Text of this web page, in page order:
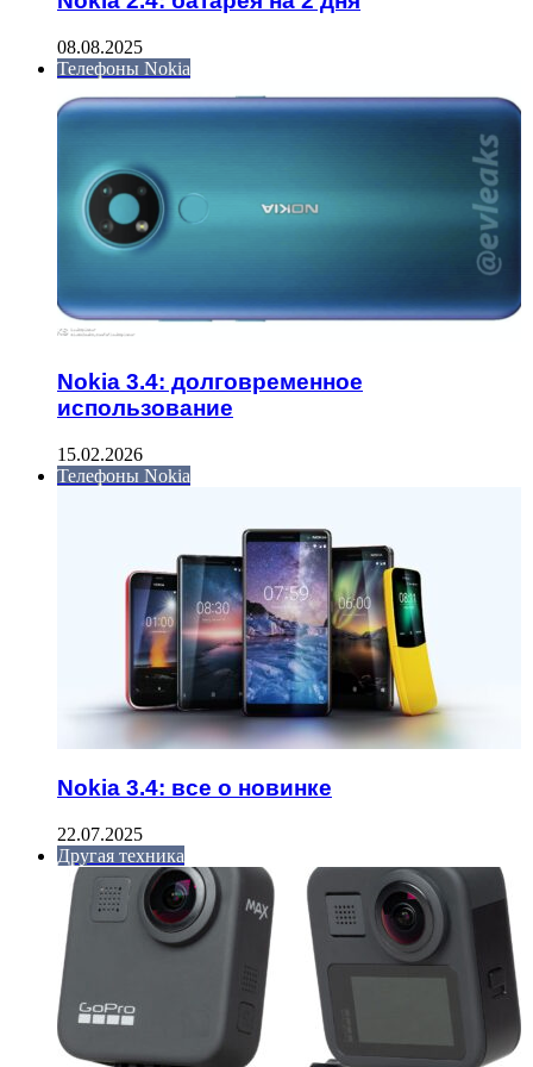
08.08.2025
Телефоны Nokia
Nokia 3.4: долговременное
использование
15.02.2026
Телефоны Nokia
Nokia 3.4: все о новинке
22.07.2025
Другая техника